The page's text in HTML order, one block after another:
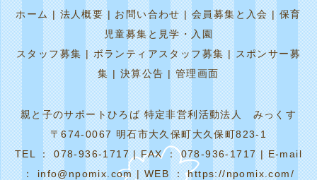
ホーム|法人概要| お問い合わせ|会員募集と入会|保育
児童募集と見学・入園
スタッフ募集 |ボランティアスタッフ募集| スポンサー募
集 |決算公告 |管理画面
親と子のサポートひろば 特定非営利活動法人 みっくす
〒674-0067 明石市大久保町大久保町823-1
TEL ： 078-936-1717 | FAX ： 078-936-1717 | E-mail
： info@npomix.com | WEB ： https://npomix.com/